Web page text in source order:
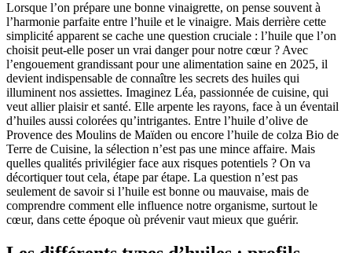
Lorsque l’on prépare une bonne vinaigrette, on pense souvent à
l’harmonie parfaite entre l’huile et le vinaigre. Mais derrière cette
simplicité apparent se cache une question cruciale : l’huile que l’on
choisit peut-elle poser un vrai danger pour notre cœur ? Avec
l’engouement grandissant pour une alimentation saine en 2025, il
devient indispensable de connaître les secrets des huiles qui
illuminent nos assiettes. Imaginez Léa, passionnée de cuisine, qui
veut allier plaisir et santé. Elle arpente les rayons, face à un éventail
d’huiles aussi colorées qu’intrigantes. Entre l’huile d’olive de
Provence des Moulins de Maïden ou encore l’huile de colza Bio de
Terre de Cuisine, la sélection n’est pas une mince affaire. Mais
quelles qualités privilégier face aux risques potentiels ? On va
décortiquer tout cela, étape par étape. La question n’est pas
seulement de savoir si l’huile est bonne ou mauvaise, mais de
comprendre comment elle influence notre organisme, surtout le
cœur, dans cette époque où prévenir vaut mieux que guérir.